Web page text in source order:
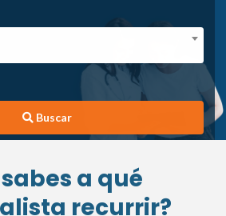
Buscar
a qué
recurrir?